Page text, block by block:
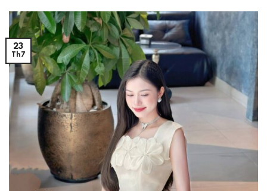
23
Th7